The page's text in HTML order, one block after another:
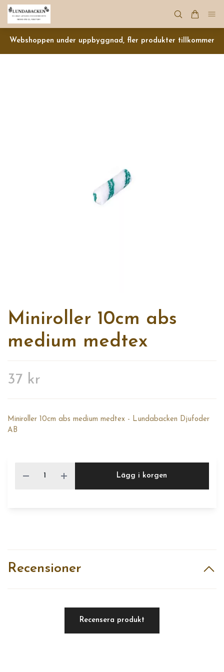
Webshoppen under uppbyggnad, fler produkter tillkommer
Miniroller 10cm abs
medium medtex
37 kr
Miniroller 10cm abs medium medtex - Lundabacken Djufoder
AB
Lägg i korgen
Recensioner
Recensera produkt